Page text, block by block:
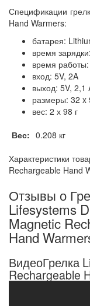
Спецификации
Hand Warmers:
батарея:
время
время
вход: 5V, 2A
выход: 5V, 2,1
размеры: 32
вес: 2 х 98 г
Вес: 0.208 кг
Характеристики
Rechargeable Hand
Отзывы о
Lifesystems
Magnetic
Hand
ВидеоГрелка
Rechargeable